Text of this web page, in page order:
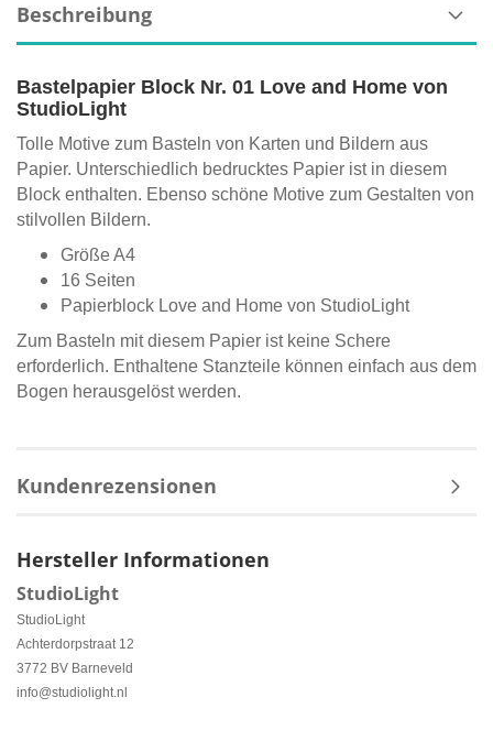
Beschreibung
Bastelpapier Block Nr. 01 Love and Home von
StudioLight
Tolle Motive zum Basteln von Karten und Bildern aus
Papier. Unterschiedlich bedrucktes Papier ist in diesem
Block enthalten. Ebenso schöne Motive zum Gestalten von
stilvollen Bildern.
Größe A4
16 Seiten
Papierblock Love and Home von StudioLight
Zum Basteln mit diesem Papier ist keine Schere
erforderlich. Enthaltene Stanzteile können einfach aus dem
Bogen herausgelöst werden.
Kundenrezensionen
Hersteller Informationen
StudioLight
StudioLight
Achterdorpstraat 12
3772 BV Barneveld
info@studiolight.nl